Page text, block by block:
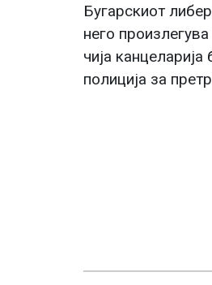
Бугарскиот
него
чија
полиција за